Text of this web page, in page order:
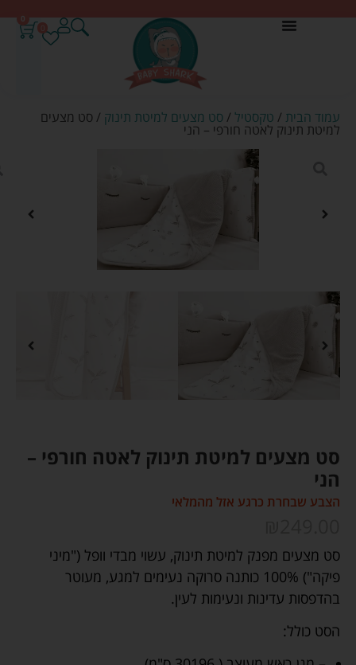
0
עמוד הבית / טקסטיל / סט מצעים למיטת תינוק / סט מצעים
למיטת תינוק לאטה חורפי – הני
סט מצעים למיטת תינוק לאטה חורפי –
הני
הצבע שבחרת כרגע אזל מהמלאי
סט מצעים מפנק למיטת תינוק, עשוי מבדי וופל ("מיני
פיקה") 100% כותנה סרוקה נעימים למגע, מעוטר
בהדפסות עדינות ונעימות לעין.
הסט כולל: